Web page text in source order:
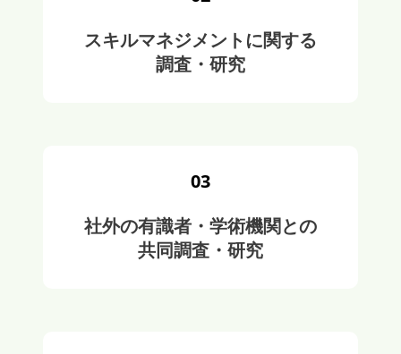
スキルマネジメントに関する
調査・研究
03
社外の有識者・学術機関との
共同調査・研究